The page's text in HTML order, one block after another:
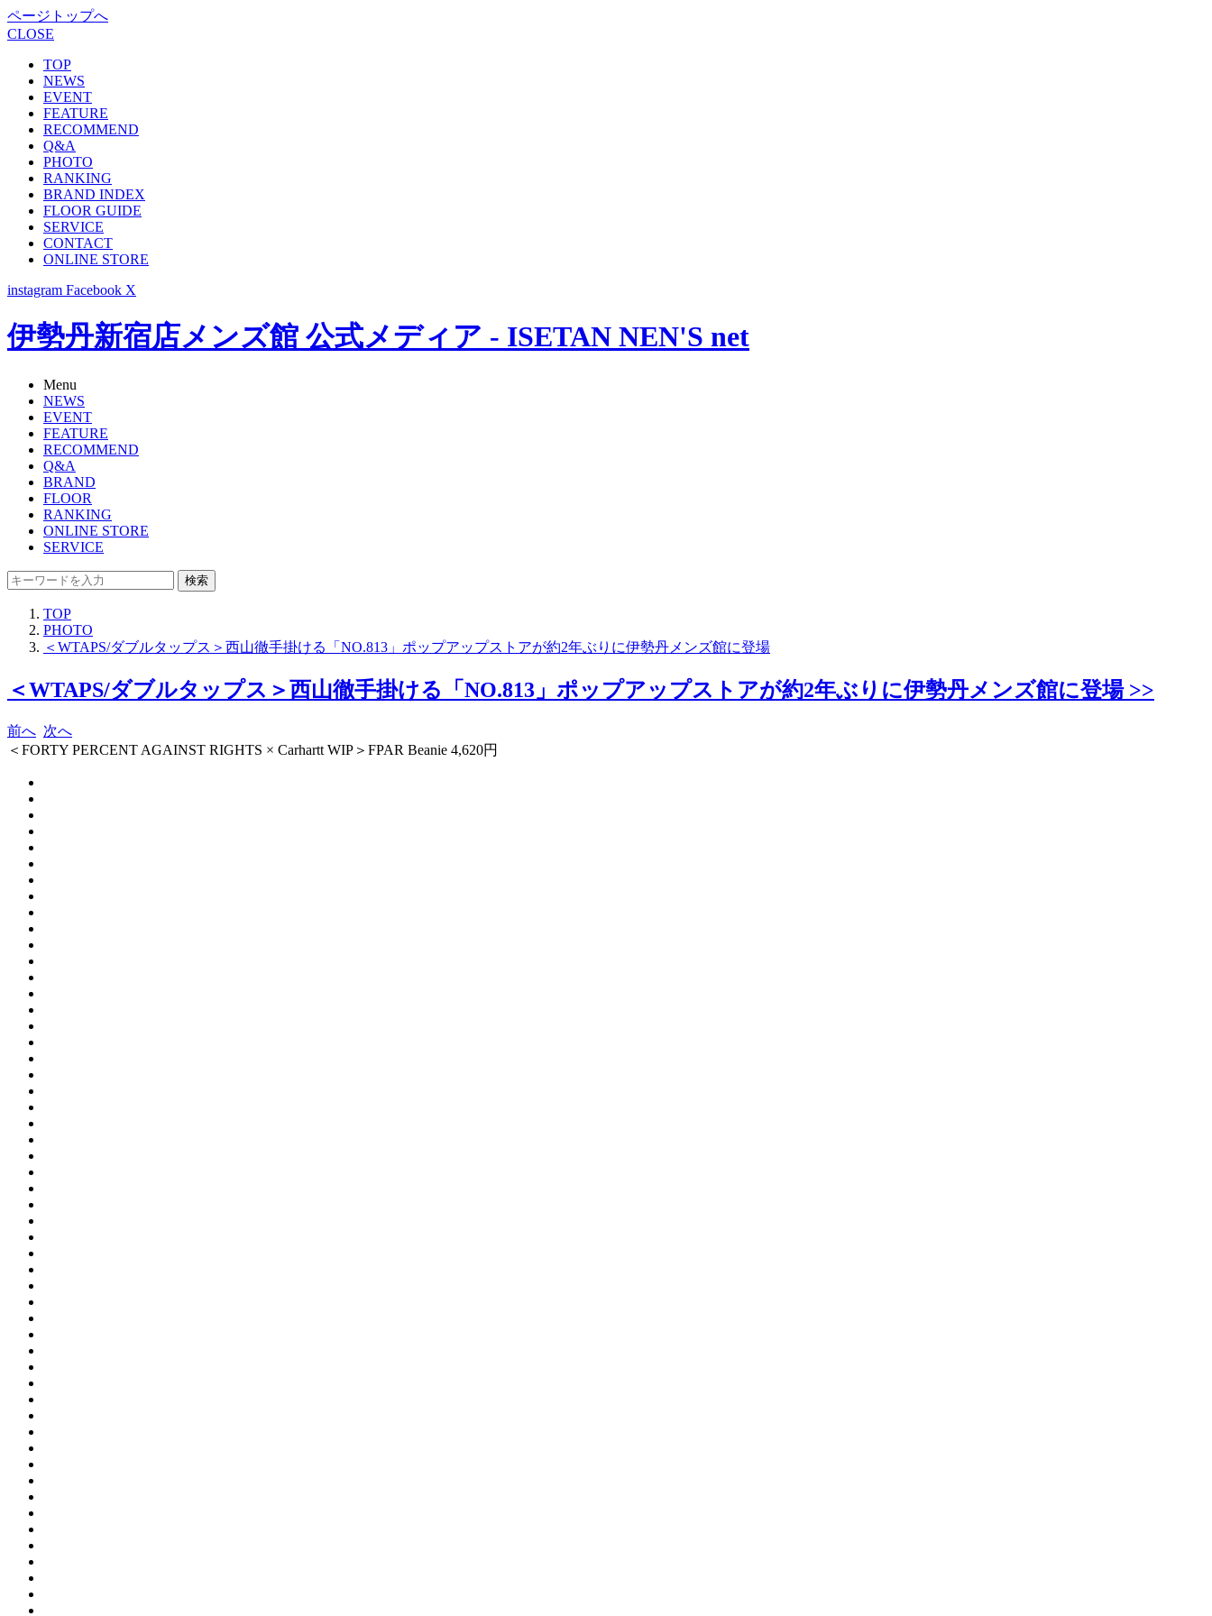
ページトップへ
CLOSE
TOP
NEWS
EVENT
FEATURE
RECOMMEND
Q&A
PHOTO
RANKING
BRAND INDEX
FLOOR GUIDE
SERVICE
CONTACT
ONLINE STORE
instagram Facebook X
伊勢丹新宿店メンズ館 公式メディア - ISETAN NEN'S net
Menu
NEWS
EVENT
FEATURE
RECOMMEND
Q&A
BRAND
FLOOR
RANKING
ONLINE STORE
SERVICE
検索
TOP
PHOTO
＜WTAPS/ダブルタップス＞西山徹手掛ける「NO.813」ポップアップストアが約2年ぶりに伊勢丹メンズ館に登場
＜WTAPS/ダブルタップス＞西山徹手掛ける「NO.813」ポップアップストアが約2年ぶりに伊勢丹メンズ館に登場 >>
前へ 次へ
＜FORTY PERCENT AGAINST RIGHTS × Carhartt WIP＞FPAR Beanie 4,620円